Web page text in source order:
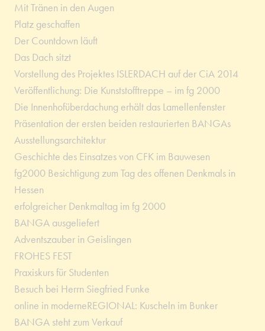
Mit Tränen in den Augen
Platz geschaffen
Der Countdown läuft
Das Dach sitzt
Vorstellung des Projektes ISLERDACH auf der CiA 2014
Veröffentlichung: Die Kunststofftreppe – im fg 2000
Die Innenhofüberdachung erhält das Lamellenfenster
Präsentation der ersten beiden restaurierten BANGAs
Ausstellungsarchitektur
Geschichte des Einsatzes von CFK im Bauwesen
fg2000 Besichtigung zum Tag des offenen Denkmals in
Hessen
erfolgreicher Denkmaltag im fg 2000
BANGA ausgeliefert
Adventszauber in Geislingen
FROHES FEST
Praxiskurs für Studenten
Besuch bei Herrn Siegfried Funke
online in moderneREGIONAL: Kuscheln im Bunker
BANGA steht zum Verkauf